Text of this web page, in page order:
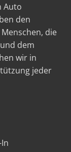
Auto
den
die
dem
wir in
jeder